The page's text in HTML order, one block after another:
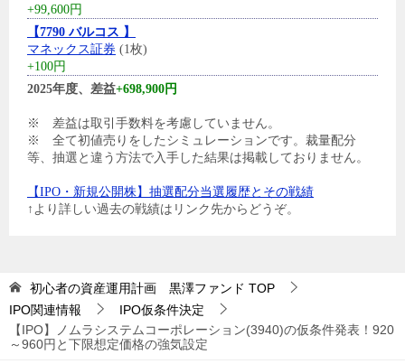
+99,600円
【7790 バルコス 】
マネックス証券 (1枚)
+100円
2025年度、差益+698,900円
※ 差益は取引手数料を考慮していません。
※ 全て初値売りをしたシミュレーションです。裁量配分
等、抽選と違う方法で入手した結果は掲載しておりません。
【IPO・新規公開株】抽選配分当選履歴とその戦績
↑より詳しい過去の戦績はリンク先からどうぞ。
初心者の資産運用計画 黒澤ファンド TOP
IPO関連情報
IPO仮条件決定
【IPO】ノムラシステムコーポレーション(3940)の仮条件発表！920
～960円と下限想定価格の強気設定